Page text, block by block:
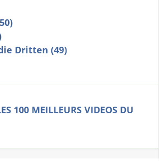
Dritten (49)
100 MEILLEURS VIDEOS DU